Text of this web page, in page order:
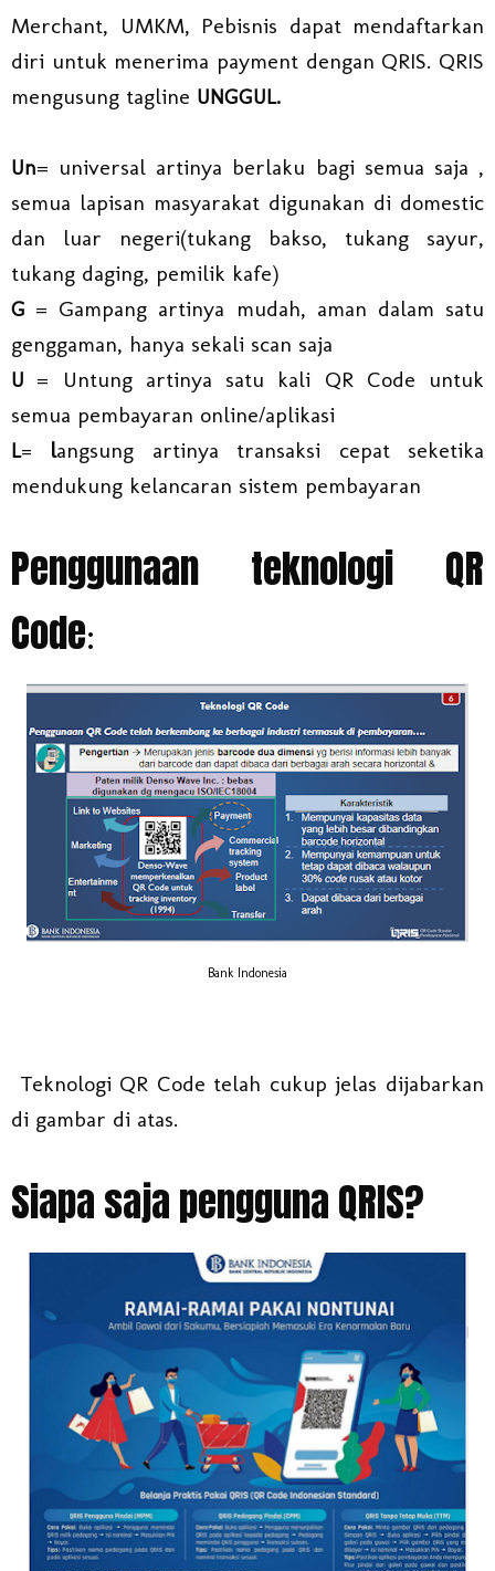
Merchant, UMKM, Pebisnis dapat mendaftarkan
diri untuk menerima payment dengan QRIS. QRIS
mengusung tagline UNGGUL.
Un= universal artinya berlaku bagi semua saja ,
semua lapisan masyarakat digunakan di domestic
dan luar negeri(tukang bakso, tukang sayur,
tukang daging, pemilik kafe)
G = Gampang artinya mudah, aman dalam satu
genggaman, hanya sekali scan saja
U = Untung artinya satu kali QR Code untuk
semua pembayaran online/aplikasi
L= langsung artinya transaksi cepat seketika
mendukung kelancaran sistem pembayaran
Penggunaan teknologi QR
Code:
Bank Indonesia
Teknologi QR Code telah cukup jelas dijabarkan
di gambar di atas.
Siapa saja pengguna QRIS?